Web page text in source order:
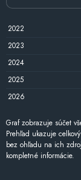
2022
2023
2024
2025
2026
Graf zobrazuje súčet
Prehľad ukazuje
bez ohľadu na ich
kompletné informácie.